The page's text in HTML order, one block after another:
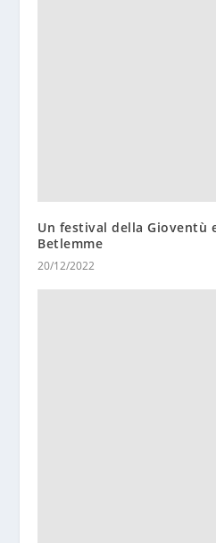
Un festival della Gioventù
Betlemme
20/12/2022